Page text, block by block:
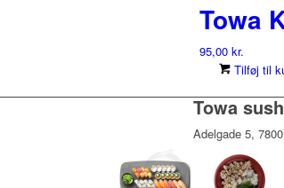
Towa
95,00 kr.
Tilføj til
Towa
Adelgade 5,